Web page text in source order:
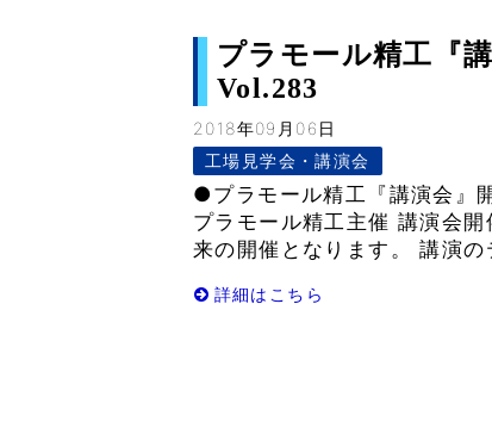
プラモール精工『
Vol.283
2018年09月06日
工場見学会・講演会
●プラモール精工『講演会』
プラモール精工主催 講演会
来の開催となります。 講演
詳細はこちら